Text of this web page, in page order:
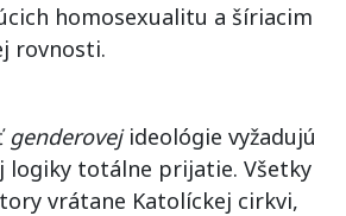
homosexualitu a šíriacim
rovnosti.
genderovejideológie vyžadujú
logiky totálne prijatie. Všetky
vrátane Katolíckej cirkvi,